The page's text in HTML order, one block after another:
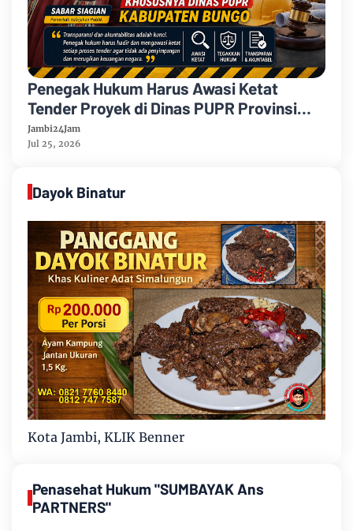
Penegak Hukum Harus Awasi Ketat
Tender Proyek di Dinas PUPR Provinsi
Jambi, Khususnya Dinas PUPR
Kabupaten Bungo
Jambi24Jam
Jul 25, 2026
Dayok Binatur
Kota Jambi, KLIK Benner
Penasehat Hukum "SUMBAYAK Ans
PARTNERS"